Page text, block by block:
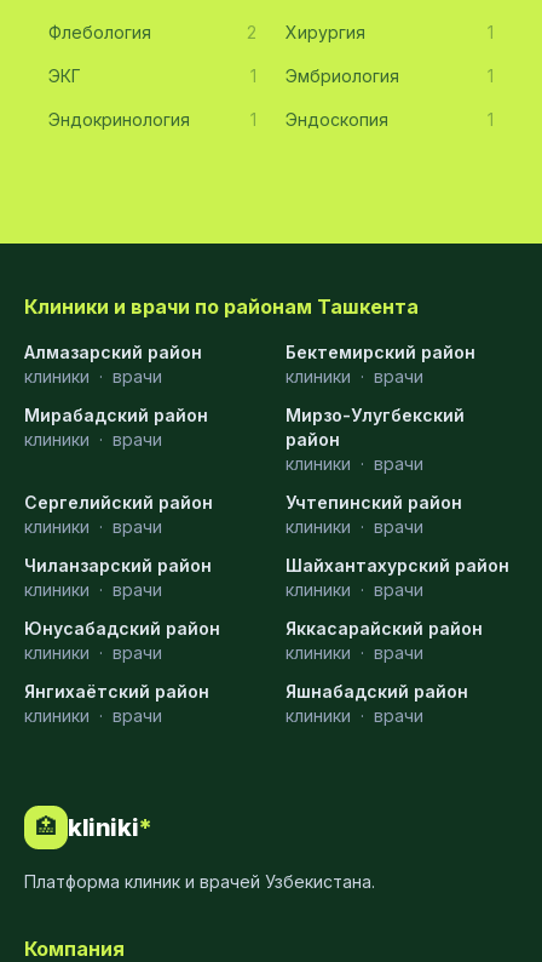
Флебология 2 Хирургия 1
ЭКГ 1 Эмбриология 1
Эндокринология 1 Эндоскопия 1
Клиники и врачи по районам Ташкента
Алмазарский район
клиники · врачи
Бектемирский район
клиники · врачи
Мирабадский район
клиники · врачи
Мирзо-Улугбекский
район
клиники · врачи
Сергелийский район
клиники · врачи
Учтепинский район
клиники · врачи
Чиланзарский район
клиники · врачи
Шайхантахурский район
клиники · врачи
Юнусабадский район
клиники · врачи
Яккасарайский район
клиники · врачи
Янгихаётский район
клиники · врачи
Яшнабадский район
клиники · врачи
🏥 kliniki*
Платформа клиник и врачей Узбекистана.
Компания